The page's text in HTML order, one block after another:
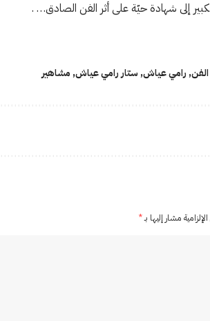
إلى شهادة حيّة على أثر الفن الصادق… .
الفن,رامي عياش,ستار رامي عياش,مشاهير
مشار إليها بـ*